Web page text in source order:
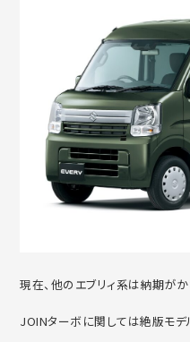
現在、他のエブリィ系は納期が
JOINターボに関しては絶版モデ